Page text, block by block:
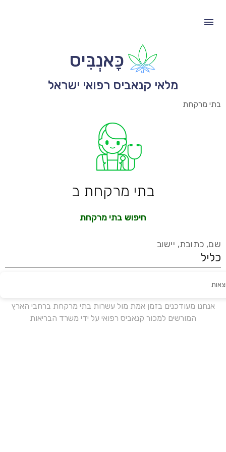
כָּאנְבִּיס
מלאי קנאביס רפואי ישראל
בתי מרקחת
בתי מרקחת ב
חיפוש בתי מרקחת
שם, כתובת, יישוב
אנחנו מעודכנים בזמן אמת מול עשרות בתי מרקחת ברחבי הארץ
המורשים למכור קנאביס רפואי על ידי משרד הבריאות